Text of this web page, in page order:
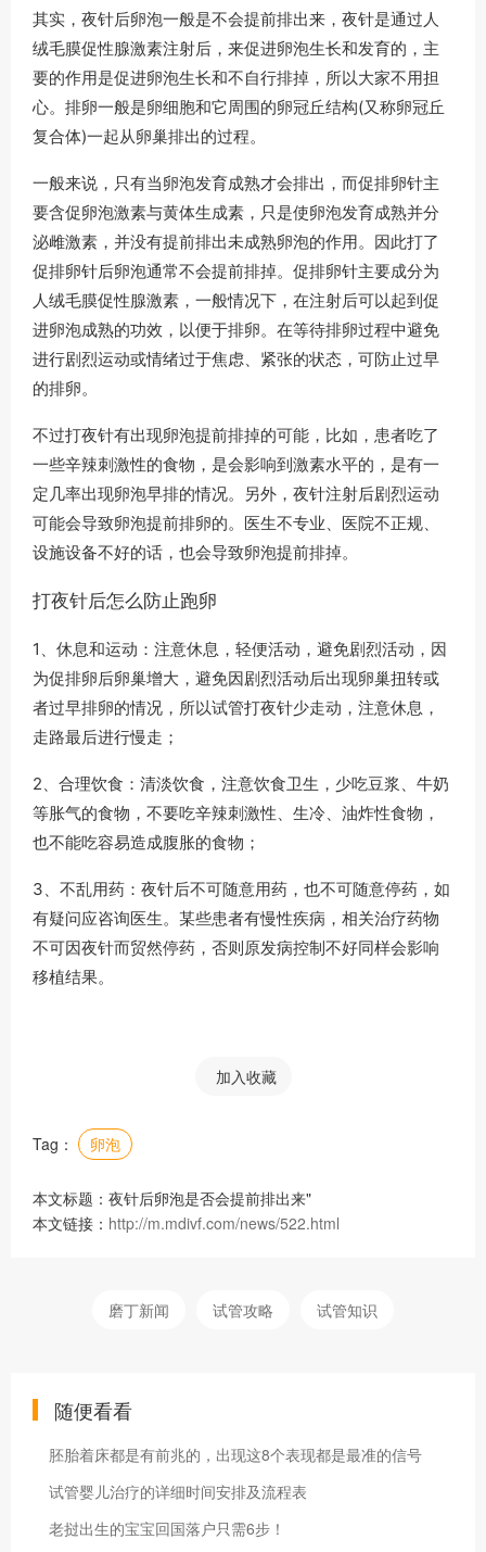
其实，夜针后卵泡一般是不会提前排出来，夜针是通过人
绒毛膜促性腺激素注射后，来促进卵泡生长和发育的，主
要的作用是促进卵泡生长和不自行排掉，所以大家不用担
心。排卵一般是卵细胞和它周围的卵冠丘结构(又称卵冠丘
复合体)一起从卵巢排出的过程。
一般来说，只有当卵泡发育成熟才会排出，而促排卵针主
要含促卵泡激素与黄体生成素，只是使卵泡发育成熟并分
泌雌激素，并没有提前排出未成熟卵泡的作用。因此打了
促排卵针后卵泡通常不会提前排掉。促排卵针主要成分为
人绒毛膜促性腺激素，一般情况下，在注射后可以起到促
进卵泡成熟的功效，以便于排卵。在等待排卵过程中避免
进行剧烈运动或情绪过于焦虑、紧张的状态，可防止过早
的排卵。
不过打夜针有出现卵泡提前排掉的可能，比如，患者吃了
一些辛辣刺激性的食物，是会影响到激素水平的，是有一
定几率出现卵泡早排的情况。另外，夜针注射后剧烈运动
可能会导致卵泡提前排卵的。医生不专业、医院不正规、
设施设备不好的话，也会导致卵泡提前排掉。
打夜针后怎么防止跑卵
1、休息和运动：注意休息，轻便活动，避免剧烈活动，因
为促排卵后卵巢增大，避免因剧烈活动后出现卵巢扭转或
者过早排卵的情况，所以试管打夜针少走动，注意休息，
走路最后进行慢走；
2、合理饮食：清淡饮食，注意饮食卫生，少吃豆浆、牛奶
等胀气的食物，不要吃辛辣刺激性、生冷、油炸性食物，
也不能吃容易造成腹胀的食物；
3、不乱用药：夜针后不可随意用药，也不可随意停药，如
有疑问应咨询医生。某些患者有慢性疾病，相关治疗药物
不可因夜针而贸然停药，否则原发病控制不好同样会影响
移植结果。
加入收藏
Tag： 卵泡
本文标题：夜针后卵泡是否会提前排出来"
本文链接： http://m.mdivf.com/news/522.html
磨丁新闻 试管攻略 试管知识
随便看看
胚胎着床都是有前兆的，出现这8个表现都是最准的信号
试管婴儿治疗的详细时间安排及流程表
老挝出生的宝宝回国落户只需6步！